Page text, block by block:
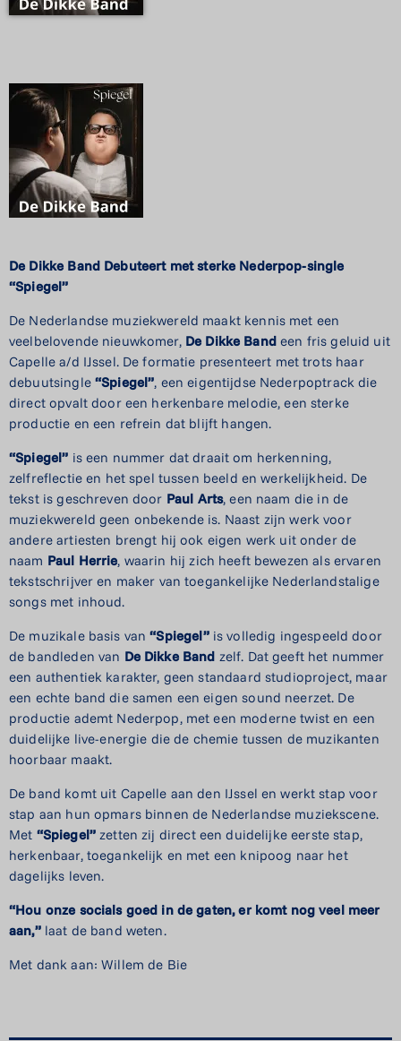
De Dikke Band Debuteert metsterke Nederpop-single
“Spiegel”
De Nederlandse muziekwereld maakt kennis met een
veelbelovende nieuwkomer, De Dikke Bandeen fris geluid uit
Capelle a/d IJssel. De formatie presenteert met trots haar
debuutsingle “Spiegel”, een eigentijdse Nederpoptrack die
direct opvalt door een herkenbare melodie, een sterke
productie en een refrein dat blijft hangen.
“Spiegel” is een nummer dat draait om herkenning,
zelfreflectie en het spel tussen beeld en werkelijkheid. De
tekst is geschreven door Paul Arts, een naam die in de
muziekwereld geen onbekende is. Naast zijn werk voor
andere artiesten brengt hij ook eigen werk uit onder de
naam Paul Herrie, waarin hij zich heeft bewezen als ervaren
tekstschrijver en maker van toegankelijke Nederlandstalige
songs met inhoud.
De muzikale basis van“Spiegel”is volledig ingespeeld door
de bandleden van De Dikke Band zelf. Dat geeft het nummer
een authentiek karakter, geen standaard studioproject, maar
een echte band die samen een eigen sound neerzet. De
productie ademt Nederpop, met een moderne twist en een
duidelijke live-energie die de chemie tussen de muzikanten
hoorbaar maakt.
De band komt uit Capelle aan den IJssel en werkt stap voor
stap aan hun opmars binnen de Nederlandse muziekscene.
Met “Spiegel”zetten zij direct een duidelijke eerste stap,
herkenbaar, toegankelijk en met een knipoog naar het
dagelijks leven.
“Hou onze socials goed in de gaten, er komt nog veel meer
aan,”laat de band weten.
Met dank aan: Willem de Bie